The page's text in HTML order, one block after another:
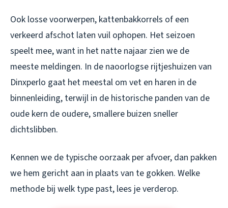
Ook losse voorwerpen, kattenbakkorrels of een
verkeerd afschot laten vuil ophopen. Het seizoen
speelt mee, want in het natte najaar zien we de
meeste meldingen. In de naoorlogse rijtjeshuizen van
Dinxperlo gaat het meestal om vet en haren in de
binnenleiding, terwijl in de historische panden van de
oude kern de oudere, smallere buizen sneller
dichtslibben.
Kennen we de typische oorzaak per afvoer, dan pakken
we hem gericht aan in plaats van te gokken. Welke
methode bij welk type past, lees je verderop.